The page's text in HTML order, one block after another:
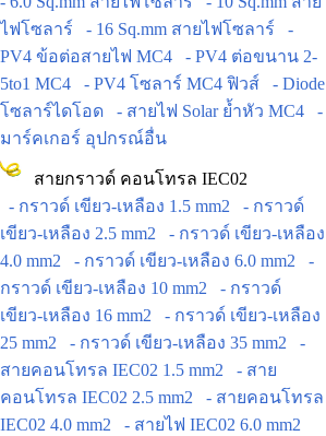
ไฟโซลาร์
- 16 Sq.mm สายไฟโซลาร์
-
PV4 ข้อต่อสายไฟ MC4
- PV4 ต่อขนาน 2-
5to1 MC4
- PV4 โซลาร์ MC4 ฟิวส์
- Diode
โซลาร์ไดโอด
- สายไฟ Solar ย้ำหัว MC4
-
มาร์คเกอร์ อุปกรณ์อื่น
สายกราวด์ คอนโทรล IEC02
- กราวด์ เขียว-เหลือง 1.5 mm2
- กราวด์
เขียว-เหลือง 2.5 mm2
- กราวด์ เขียว-เหลือง
4.0 mm2
- กราวด์ เขียว-เหลือง 6.0 mm2
-
กราวด์ เขียว-เหลือง 10 mm2
- กราวด์
เขียว-เหลือง 16 mm2
- กราวด์ เขียว-เหลือง
25 mm2
- กราวด์ เขียว-เหลือง 35 mm2
-
สายคอนโทรล IEC02 1.5 mm2
- สาย
คอนโทรล IEC02 2.5 mm2
- สายคอนโทรล
IEC02 4.0 mm2
- สายไฟ IEC02 6.0 mm2